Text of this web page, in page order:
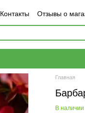
Контакты Отзывы о
Главная
В наличии